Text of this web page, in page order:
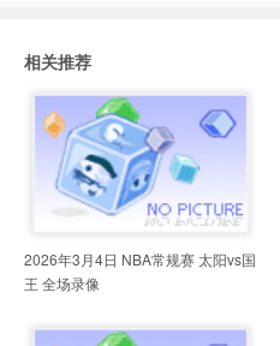
相关推荐
2026年3月4日 NBA常规赛 太阳vs国
王 全场录像